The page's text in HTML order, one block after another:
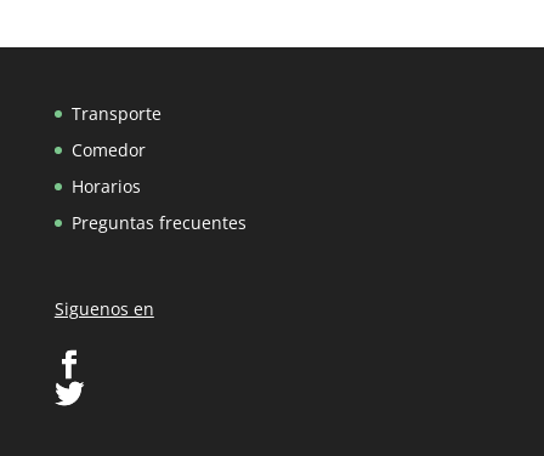
Transporte
Comedor
Horarios
Preguntas frecuentes
Siguenos en